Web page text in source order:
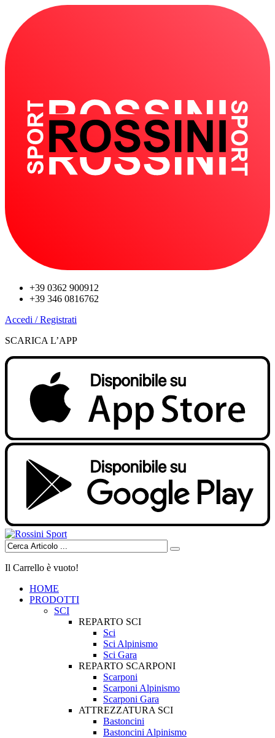
+39 0362 900912
+39 346 0816762
Accedi / Registrati
SCARICA L’APP
Il Carrello è vuoto!
HOME
PRODOTTI
SCI
REPARTO SCI
Sci
Sci Alpinismo
Sci Gara
REPARTO SCARPONI
Scarponi
Scarponi Alpinismo
Scarponi Gara
ATTREZZATURA SCI
Bastoncini
Bastoncini Alpinismo